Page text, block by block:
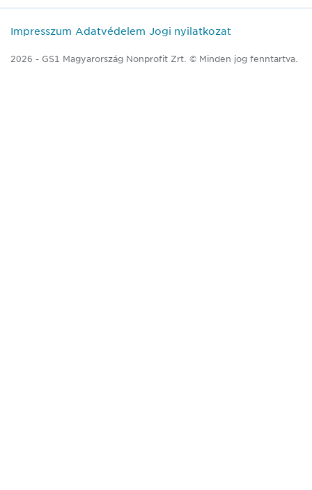
Impresszum Adatvédelem Jogi nyilatkozat
2026 - GS1 Magyarország Nonprofit Zrt. © Minden jog fenntartva.